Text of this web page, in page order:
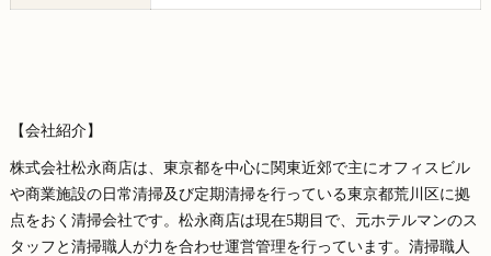
【会社紹介】
株式会社松永商店は、東京都を中心に関東近郊で主にオフィスビル
や商業施設の日常清掃及び定期清掃を行っている東京都荒川区に拠
点をおく清掃会社です。松永商店は現在5期目で、元ホテルマンのス
タッフと清掃職人が力を合わせ運営管理を行っています。清掃職人